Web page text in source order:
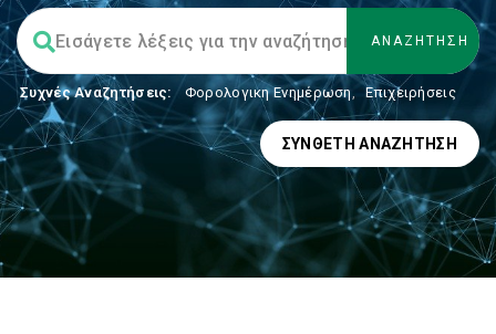
Συχνές Αναζητήσεις: Φορολογικη Ενημέρωση, Επιχειρήσεις
ΣΎΝΘΕΤΗ ΑΝΑΖΉΤΗΣΗ